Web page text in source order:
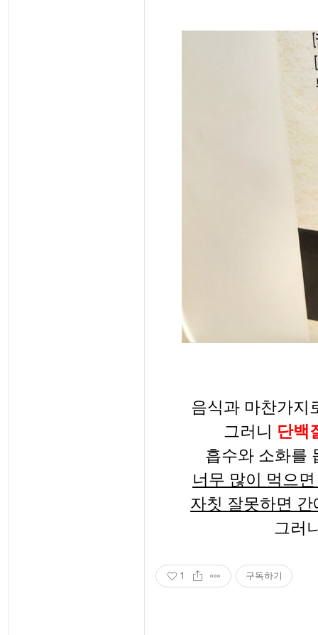
음식과 마찬가지
그러니 단백
흡수와 소화를
너무 많이 먹으
자칫 잘못하면
그러
1 구독하기